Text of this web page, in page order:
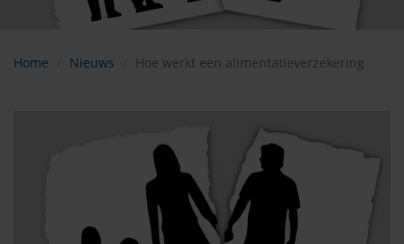
Home Nieuws Hoe werkt een alimentatieverzekering